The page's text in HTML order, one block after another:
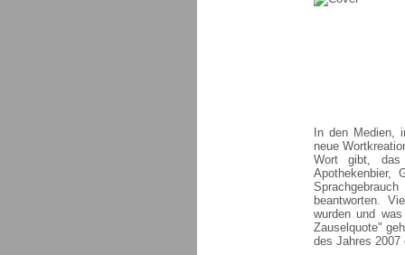
In den Medien,
neue
Wort gibt, das
beantworten.
wurden und
Zauselquote"
des Jahres 2007